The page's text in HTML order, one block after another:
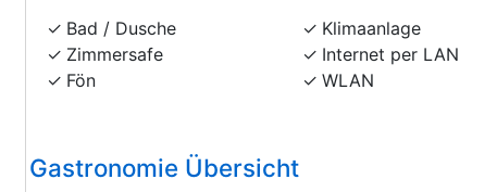
Bad / Dusche
Zimmersafe
Fön
Klimaanlage
Internet per LAN
WLAN
Gastronomie Übersicht